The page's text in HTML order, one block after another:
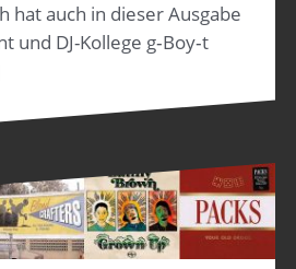
hat auch in dieser Ausgabe
und DJ-Kollege g‑Boy‑t